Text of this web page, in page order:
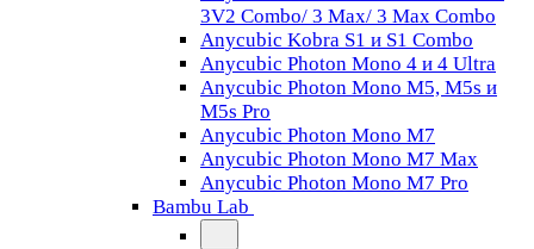
3V2 Combo/ 3 Max/ 3 Max Combo
Anycubic Kobra S1 и S1 Combo
Anycubic Photon Mono 4 и 4 Ultra
Anycubic Photon Mono M5, M5s и
M5s Pro
Anycubic Photon Mono M7
Anycubic Photon Mono M7 Max
Anycubic Photon Mono M7 Pro
Bambu Lab